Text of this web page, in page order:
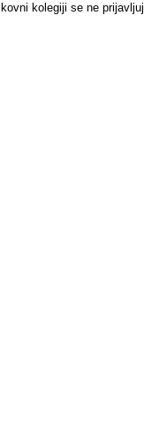
kolegiji se ne